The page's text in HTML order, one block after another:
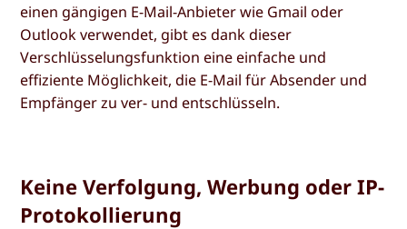
einen gängigen E-Mail-Anbieter wie Gmail oder
Outlook verwendet, gibt es dank dieser
Verschlüsselungsfunktion eine einfache und
effiziente Möglichkeit, die E-Mail für Absender und
Empfänger zu ver- und entschlüsseln.
Keine Verfolgung, Werbung oder IP-
Protokollierung